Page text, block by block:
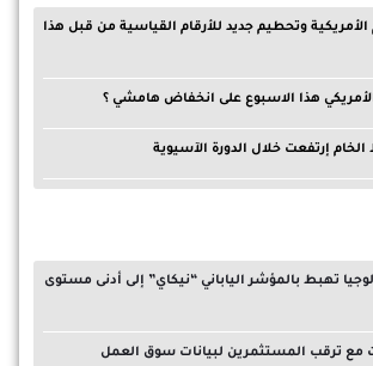
الأمريكية وتحطيم جديد للأرقام القياسية من قبل هذا
الأمريكي هذا الاسبوع على انخفاض هامشي ؟
الخام إرتفعت خلال الدورة الآسيوية
تهبط بالمؤشر الياباني “نيكاي” إلى أدنى مستوى
مع ترقب المستثمرين لبيانات سوق العمل